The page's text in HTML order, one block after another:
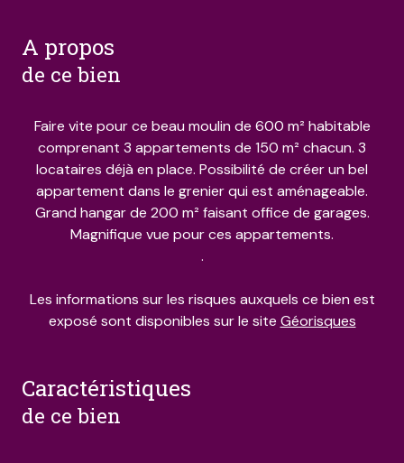
a propos
de ce bien
Faire vite pour ce beau moulin de 600 m² habitable
comprenant 3 appartements de 150 m² chacun. 3
locataires déjà en place. Possibilité de créer un bel
appartement dans le grenier qui est aménageable.
Grand hangar de 200 m² faisant office de garages.
Magnifique vue pour ces appartements.
.
Les informations sur les risques auxquels ce bien est
exposé sont disponibles sur le site Géorisques
caractéristiques
de ce bien